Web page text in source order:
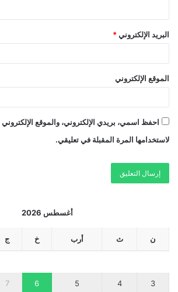
البريد الإلكتروني *
الموقع الإلكتروني
احفظ اسمي، بريدي الإلكتروني، والموقع
لاستخدامها المرة المقبلة في تعليقي.
أغسطس 2026
ن ث أرب خ ج
3
4
5
6
7